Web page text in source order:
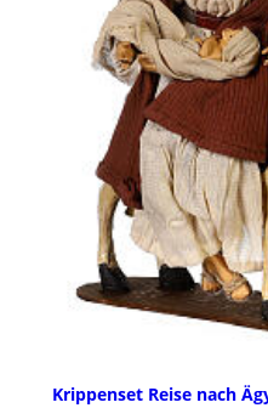
Krippenset Reise nach